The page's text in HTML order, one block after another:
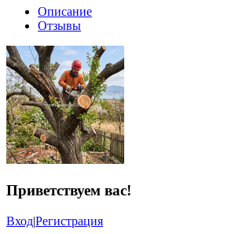
Описание
Отзывы
Приветствуем вас!
Вход|Регистрация